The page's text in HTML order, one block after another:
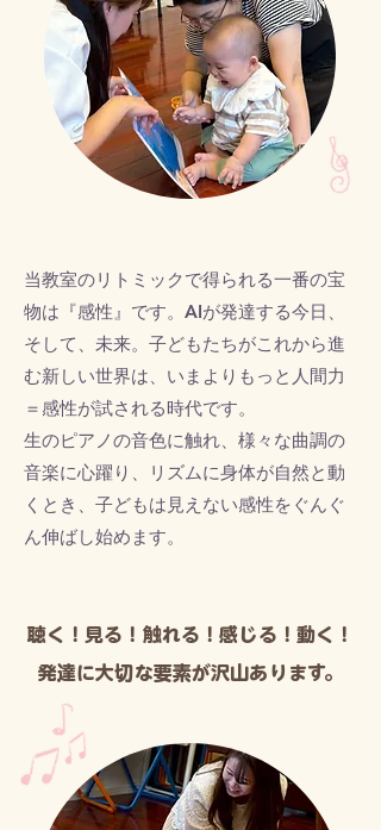
当教室のリトミックで得られる一番の宝
物は『感性』です。​AIが発達する今日、
そして、未来。子どもたちがこれから進
む新しい世界は、いまよりもっと人間力
＝感性が試される時代です。
生のピアノの音色に触れ、様々な曲調の
音楽に心躍り、リズムに身体が自然と動
くとき、子どもは見えない感性をぐんぐ
ん伸ばし始めます。
​聴く！見る！触れる！感じる！動く！
​発達に大切な要素が沢山あります。